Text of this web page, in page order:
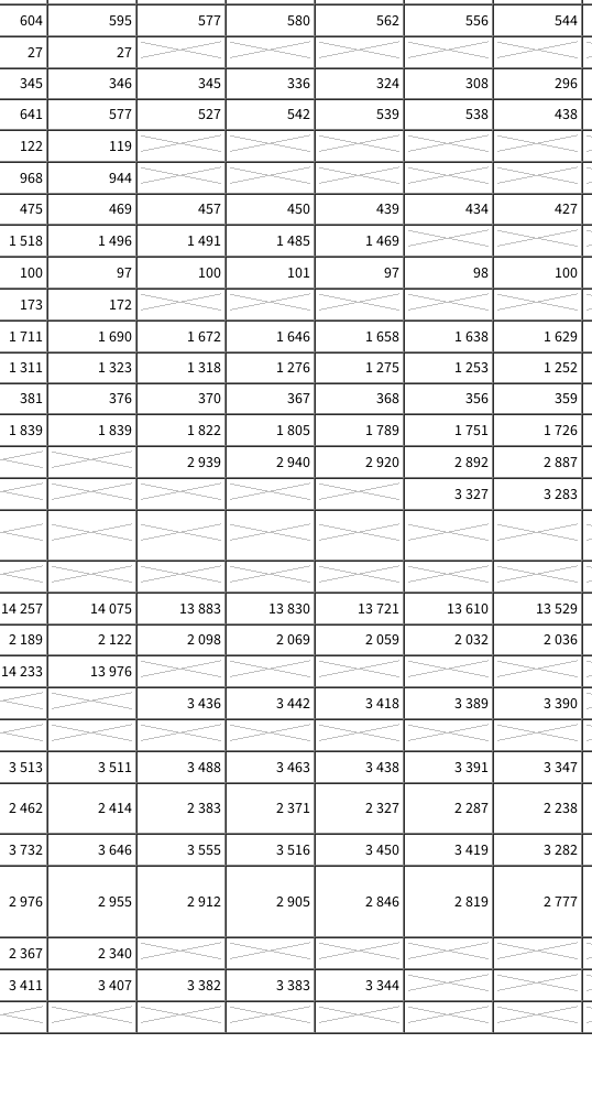
604 595 577 580 562 556
544
27
27
345 346 345 336 324 308
296
641 577 527 542 539 538
438
122
119
968
944
475 469 457 450 439 434
427
1 518 1 496 1 491 1 485
1 469
100 97 100 101 97 98
100
173
172
1 711 1 690 1 672 1 646 1 658 1 638
1 629
1 311 1 323 1 318 1 276 1 275 1 253
1 252
381 376 370 367 368 356
359
1 839 1 839 1 822 1 805 1 789 1 751
1 726
2 939 2 940 2 920 2 892
2 887
3 327
3 283
14 257 14 075 13 883 13 830 13 721 13 610
13 529
2 189 2 122 2 098 2 069 2 059 2 032
2 036
14 233
13 976
3 436 3 442 3 418 3 389
3 390
3 513 3 511 3 488 3 463 3 438 3 391
3 347
2 462 2 414 2 383 2 371 2 327 2 287
2 238
3 732 3 646 3 555 3 516 3 450 3 419
3 282
2 976 2 955 2 912 2 905 2 846 2 819 2 777
2 367
2 340
3 411 3 407 3 382 3 383
3 344